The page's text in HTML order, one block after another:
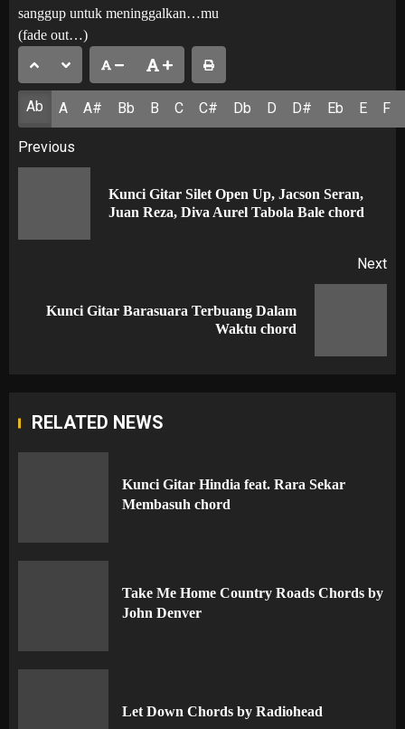
sanggup untuk meninggalkan…mu
(fade out…)
Ab A A# Bb B C C# Db D D# Eb E F
Post
navigation
Previous
Kunci Gitar Silet Open Up, Jacson Seran,
Juan Reza, Diva Aurel Tabola Bale chord
Next
NextKunci Gitar Barasuara Terbuang Dalam
Waktu chord
RELATED NEWS
Kunci Gitar Hindia feat. Rara Sekar
Membasuh chord
Take Me Home Country Roads Chords by
John Denver
Let Down Chords by Radiohead